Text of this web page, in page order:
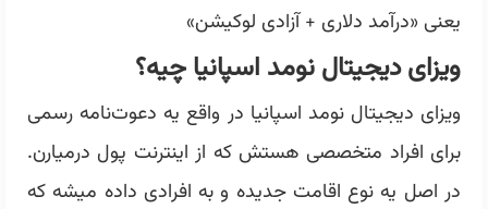
یعنی «درآمد دلاری + آزادی لوکیشن»
ویزای دیجیتال نومد اسپانیا چیه؟
ویزای دیجیتال نومد اسپانیا در واقع یه دعوت‌نامه رسمی
برای افراد متخصصی هستش که از اینترنت پول درمیارن.
در اصل یه نوع اقامت جدیده و به افرادی داده میشه که